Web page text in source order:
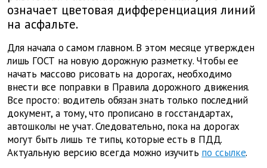
означает цветовая дифференциация линий
на асфальте.
Для начала о самом главном. В этом месяце утвержден
лишь ГОСТ на новую дорожную разметку. Чтобы ее
начать массово рисовать на дорогах, необходимо
внести все поправки в Правила дорожного движения.
Все просто: водитель обязан знать только последний
документ, а тому, что прописано в госстандартах,
автошколы не учат. Следовательно, пока на дорогах
могут быть лишь те типы, которые есть в ПДД.
Актуальную версию всегда можно изучить по ссылке.